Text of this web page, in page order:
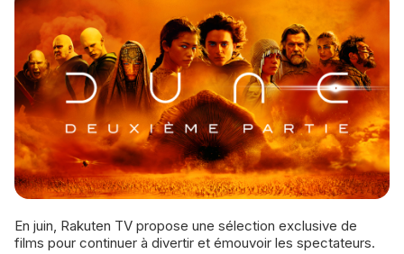
En juin, Rakuten TV propose une sélection exclusive de
films pour continuer à divertir et émouvoir les spectateurs.